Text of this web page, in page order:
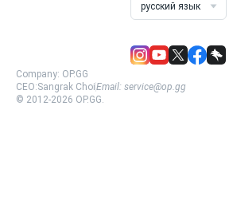
русский язык
Company: OP.GG
CEO:Sangrak ChoiEmail: service@op.gg
© 2012-2026 OP.GG.